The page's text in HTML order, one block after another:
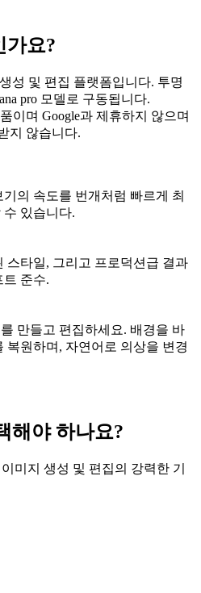
가요?
성 및 편집 플랫폼입니다. 투명
pro 모델로 구동됩니다.
이며 Google과 제휴하지 않으며
지 않습니다.
의 속도를 번개처럼 빠르게 최
수 있습니다.
스타일, 그리고 프로덕션급 결과
트 준수.
만들고 편집하세요. 배경을 바
복원하며, 자연어로 의상을 변경
해야 하나요?
미지 생성 및 편집의 강력한 기